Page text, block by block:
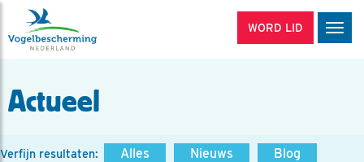
WORD LID
Actueel
Verfijn resultaten: Alles Nieuws
Blog